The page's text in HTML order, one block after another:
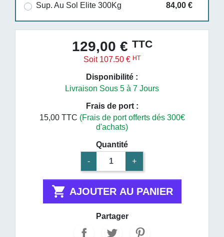
Sup. Au Sol Elite 300Kg
84,00 €
129,00 € TTC
Soit 107.50 € HT
Disponibilité :
Livraison Sous 5 à 7 Jours
Frais de port :
15,00 TTC (Frais de port offerts dés 300€
d'achats)
Quantité
-
+
 AJOUTER AU PANIER
Partager